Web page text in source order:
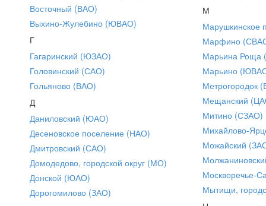
Восточный (ВАО)
Выхино-Жулебино (ЮВАО)
Г
Гагаринский (ЮЗАО)
Головинский (САО)
Гольяново (ВАО)
Д
Даниловский (ЮАО)
Десеновское поселение (НАО)
Дмитровский (САО)
Домодедово, городской округ (МО)
Донской (ЮАО)
Дорогомилово (ЗАО)
М
Марушкинское
Марфино
Марьина Роща
Марьино
Метрогородок
Мещанский
Митино (СЗАО)
Михайлово-
Можайский
Москворечье-
Мытищи,